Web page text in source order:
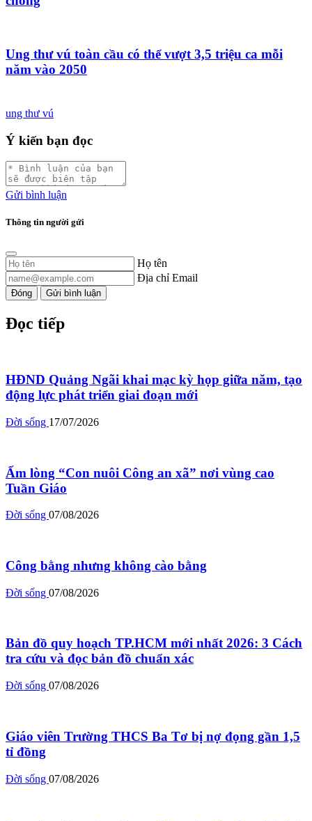
Ung thư vú toàn cầu có thể vượt 3,5 triệu ca mỗi
năm vào 2050
ung thư vú
Ý kiến bạn đọc
Gửi bình luận
Thông tin người gửi
Họ tên
Địa chỉ Email
Đóng Gửi bình luận
Đọc tiếp
HĐND Quảng Ngãi khai mạc kỳ họp giữa năm, tạo
động lực phát triển giai đoạn mới
Đời sống 17/07/2026
Ấm lòng “Con nuôi Công an xã” nơi vùng cao
Tuần Giáo
Đời sống 07/08/2026
Công bằng nhưng không cào bằng
Đời sống 07/08/2026
Bản đồ quy hoạch TP.HCM mới nhất 2026: 3 Cách
tra cứu và đọc bản đồ chuẩn xác
Đời sống 07/08/2026
Giáo viên Trường THCS Ba Tơ bị nợ đọng gần 1,5
tỉ đồng
Đời sống 07/08/2026